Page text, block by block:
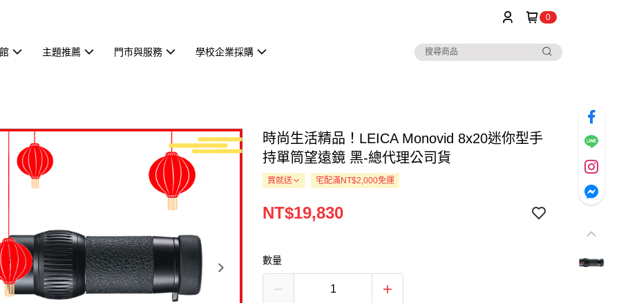
0
主題推薦 門市與服務 學校企業採購
時尚生活精品！LEICA Monovid 8x20迷你型手
持單筒望遠鏡 黑-總代理公司貨
買就送 宅配滿NT$2,000免運
NT$19,830
數量